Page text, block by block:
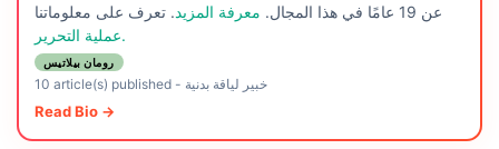
عن 19 عامًا في هذا المجال.
معرفة المزيد. تعرف على معلوماتنا
عملية التحرير.
رومان بيلاتيس
10 article(s) published- خبير لياقة بدنية
Read Bio →